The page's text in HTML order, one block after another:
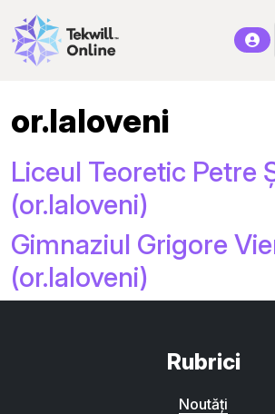
or.Ialoveni
Liceul Teoretic Petre
(or.Ialoveni)
Gimnaziul Grigore
(or.Ialoveni)
Rubrici
Noutăți